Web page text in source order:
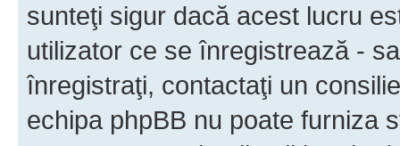
sunteţi sigur dacă acest lucru
utilizator ce se înregistrează -
înregistraţi, contactaţi un
echipa phpBB nu poate furniza